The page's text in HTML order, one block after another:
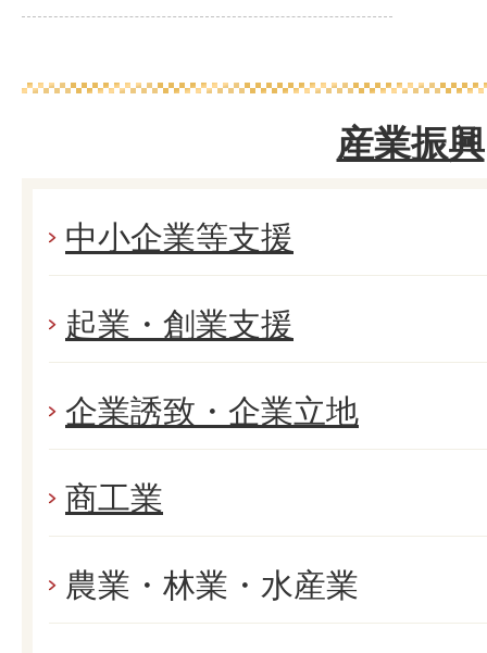
産業振興
中小企業等支援
起業・創業支援
企業誘致・企業立地
商工業
農業・林業・水産業